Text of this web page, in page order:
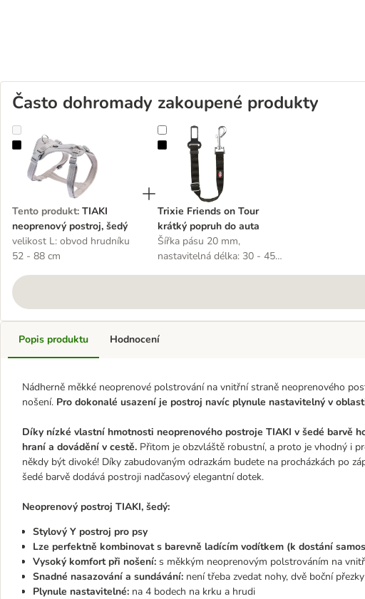
Často dohromady zakoupené produkty
TIAKI neoprenový postroj, šedý
Tento produkt: TIAKI
neoprenový postroj, šedý
velikost L: obvod hrudníku
52 - 88 cm
Trixie Friends on Tour krátký popruh do auta
Trixie Friends on Tour
krátký popruh do auta
Šířka pásu 20 mm,
nastavitelná délka: 30 - 45
Popis produktu
Nádherně měkké neoprenové polstrování na vnitřní straně neoprenového
nošení. Pro dokonalé usazení je postroj navíc plynule nastavitelný v
Díky nízké vlastní hmotnosti neoprenového postroje TIAKI v šedé barvě
hraní a dovádění v cestě. Přitom je obzvláště robustní, a proto je vhodný i
někdy být divoké! Díky zabudovaným odrazkám budete na procházkách po
šedé barvě dodává postroji nadčasový elegantní dotek.
Neoprenový postroj TIAKI, šedý:
Stylový Y postroj pro psy
Lze perfektně kombinovat s barevně ladícím vodítkem (k dostání
Vysoký komfort při nošení: s měkkým neoprenovým polstrováním na
Snadné nasazování a sundávání: není třeba zvedat nohy, dvě boční
Plynule nastavitelné: na 4 bodech na krku a hrudi
Hodnocení